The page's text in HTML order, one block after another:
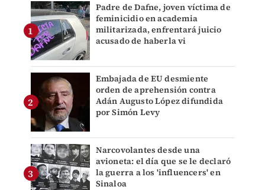
Padre de Dafne, joven víctima de
feminicidio en academia
militarizada, enfrentará juicio
acusado de haberla vi
Embajada de EU desmiente
orden de aprehensión contra
Adán Augusto López difundida
por Simón Levy
Narcovolantes desde una
avioneta: el día que se le declaró
la guerra a los 'influencers' en
Sinaloa